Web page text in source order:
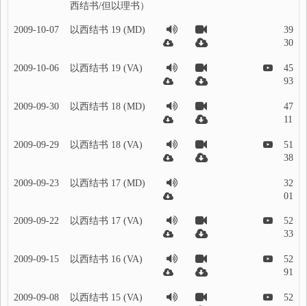
西结书/但以理书）
2009-10-07 以西结书 19 (MD)
39
30
2009-10-06 以西结书 19 (VA)
45
93
2009-09-30 以西结书 18 (MD)
47
11
2009-09-29 以西结书 18 (VA)
51
38
2009-09-23 以西结书 17 (MD)
32
01
2009-09-22 以西结书 17 (VA)
52
33
2009-09-15 以西结书 16 (VA)
52
91
2009-09-08 以西结书 15 (VA)
52